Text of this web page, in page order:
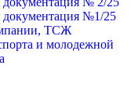
документация №1/25
ТСЖ
и молодежной